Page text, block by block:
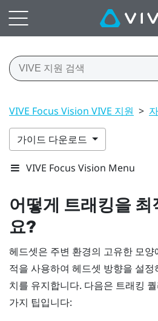
VIVE Focus Vision VIVE 지원 >
가이드 다운로드
VIVE Focus Vision Menu
어떻게 트래킹을
요?
헤드셋은 주변 환경의 고유한 모
적을 사용하여 헤드셋 방향을 설정
치를 유지합니다. 다음은 트래킹
가지 팁입니다: